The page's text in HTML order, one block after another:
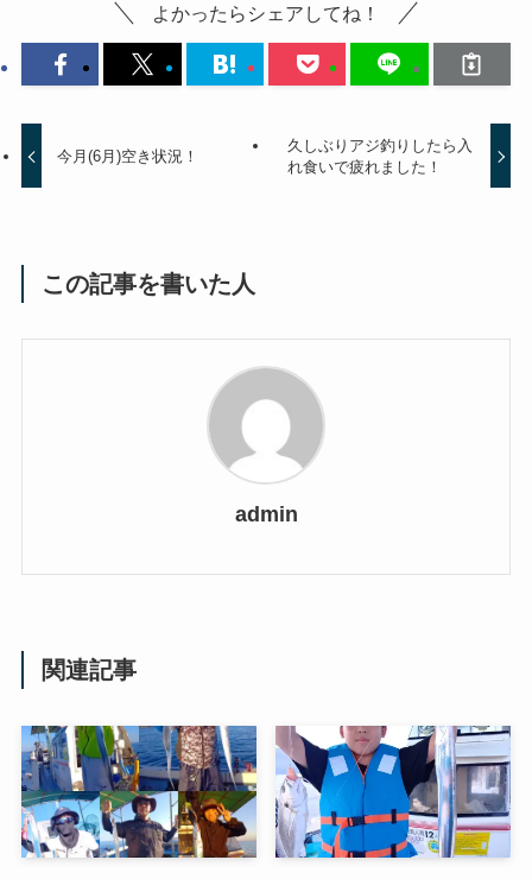
よかったらシェアしてね！
今月(6月)空き状況！
久しぶりアジ釣りしたら入
れ食いで疲れました！
この記事を書いた人
admin
関連記事